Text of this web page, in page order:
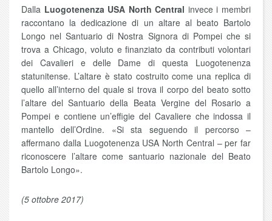
Dalla Luogotenenza USA North Central invece i membri
raccontano la dedicazione di un altare al beato Bartolo
Longo nel Santuario di Nostra Signora di Pompei che si
trova a Chicago, voluto e finanziato da contributi volontari
dei Cavalieri e delle Dame di questa Luogotenenza
statunitense. L’altare è stato costruito come una replica di
quello all’interno del quale si trova il corpo del beato sotto
l’altare del Santuario della Beata Vergine del Rosario a
Pompei e contiene un’effigie del Cavaliere che indossa il
mantello dell’Ordine. «Si sta seguendo il percorso –
affermano dalla Luogotenenza USA North Central – per far
riconoscere l’altare come santuario nazionale del Beato
Bartolo Longo».
(5 ottobre 2017)